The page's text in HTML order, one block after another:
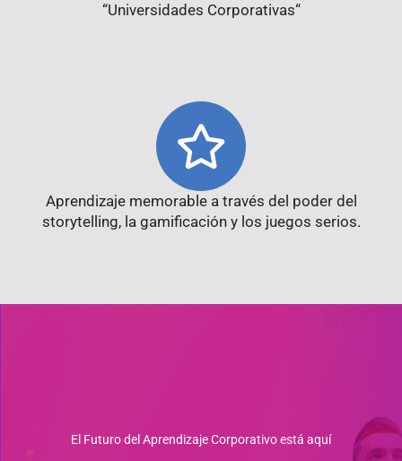
“Universidades Corporativas“
Aprendizaje memorable a través del poder del
storytelling, la gamificación y los juegos serios.
El Futuro del Aprendizaje Corporativo está aquí